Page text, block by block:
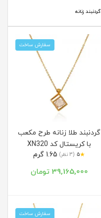
گردنبند زنانه
سفارش ساخت
گردنبند طلا زنانه طرح مکعب
با کریستال کد XN320
★
5 (3 نظر)
39,165,000 تومان
سفارش ساخت